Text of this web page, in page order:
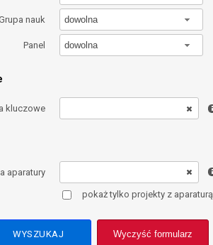
nauk dowolna
Panel dowolna
kluczowe
aparatury
pokaż tylko projekty z aparaturą
Wyczyść formularz